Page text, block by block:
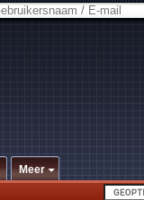
Meer